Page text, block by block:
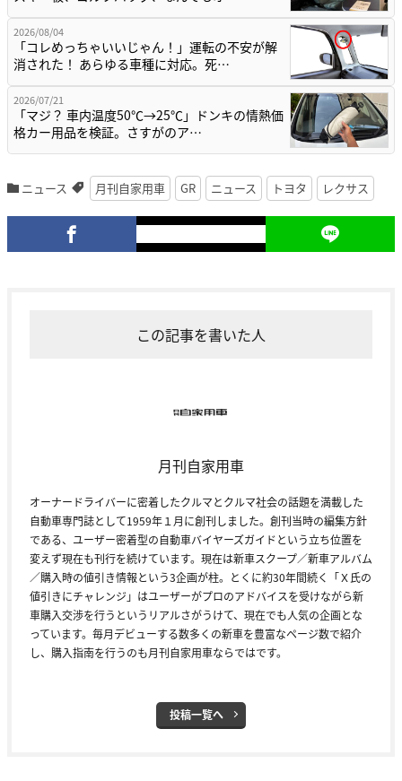
2026/08/04
「コレめっちゃいいじゃん！」運転の不安が解
消された！ あらゆる車種に対応。死…
2026/07/21
「マジ？ 車内温度50℃→25℃」ドンキの情熱価
格カー用品を検証。さすがのア…
ニュース 月刊自家用車 GR ニュース トヨタ レクサス
この記事を書いた人
月刊自家用車
オーナードライバーに密着したクルマとクルマ社会の話題を満載した
自動車専門誌として1959年１月に創刊しました。創刊当時の編集方針
である、ユーザー密着型の自動車バイヤーズガイドという立ち位置を
変えず現在も刊行を続けています。現在は新車スクープ／新車アルバム
／購入時の値引き情報という3企画が柱。とくに約30年間続く「Ｘ氏の
値引きにチャレンジ」はユーザーがプロのアドバイスを受けながら新
車購入交渉を行うというリアルさがうけて、現在でも人気の企画とな
っています。毎月デビューする数多くの新車を豊富なページ数で紹介
し、購入指南を行うのも月刊自家用車ならではです。
投稿一覧へ